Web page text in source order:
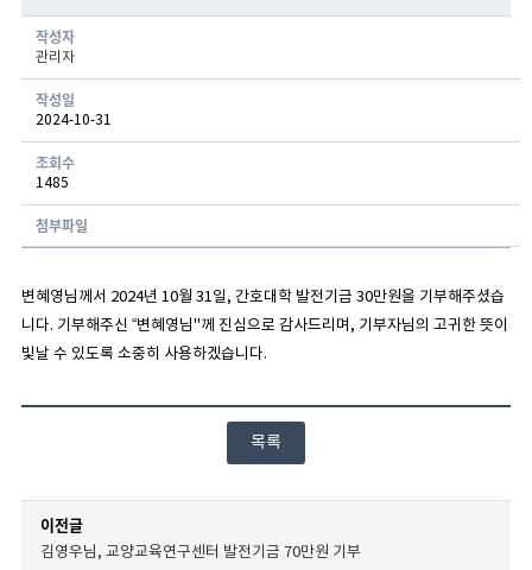
작성자
관리자
작성일
2024-10-31
조회수
1485
첨부파일
변혜영님께서 2024년 10월 31일, 간호대학 발전기금 30만원을 기부해주셨습
니다. 기부해주신 “변혜영님"께 진심으로 감사드리며, 기부자님의 고귀한 뜻이
빛날 수 있도록 소중히 사용하겠습니다.
목록
이전글
김영우님, 교양교육연구센터 발전기금 70만원 기부